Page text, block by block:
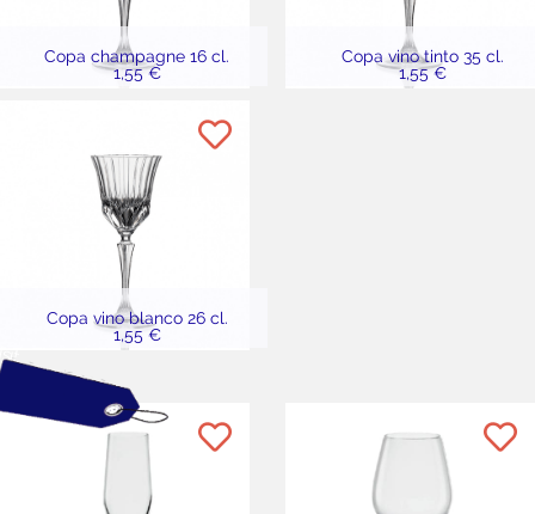
Copa champagne 16 cl.
1,55 €
Copa vino tinto 35 cl.
1,55 €
Copa vino blanco 26 cl.
1,55 €